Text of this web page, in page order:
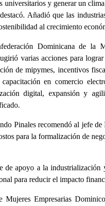
universitarios y generar un
Añadió que las
al crecimiento
Dominicana de la
varias acciones para
de mipymes, incentivos
en comercio
digital, expansión y
Pinales recomendó al jefe
para la formalización de
de apoyo a la
para reducir el impacto
Mujeres Empresarias